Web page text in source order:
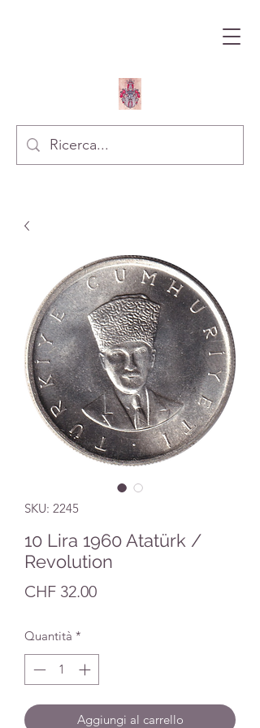
SKU: 2245
10 Lira 1960 Atatürk /
Revolution
CHF 32.00Prezzo
Quantità *
Aggiungi al carrello